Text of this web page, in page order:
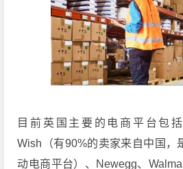
目前英国主要的电商平台包括
Wish（有90%的卖家来自中国，
动电商平台）、Newegg、